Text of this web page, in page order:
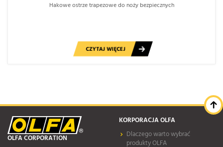
Hakowe ostrze trapezowe do noży bezpiecznych
CZYTAJ WIĘCEJ
OLFA CORPORATION
KORPORACJA OLFA
Dlaczego warto wybrać
produkty OLFA